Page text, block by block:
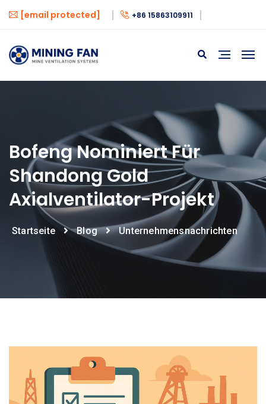
[email protected] +86 15863109911
Bofeng Nominiert Für
Shandong Gold
Axialventilator-Projekt
Startseite Blog Unternehmensnachrichten